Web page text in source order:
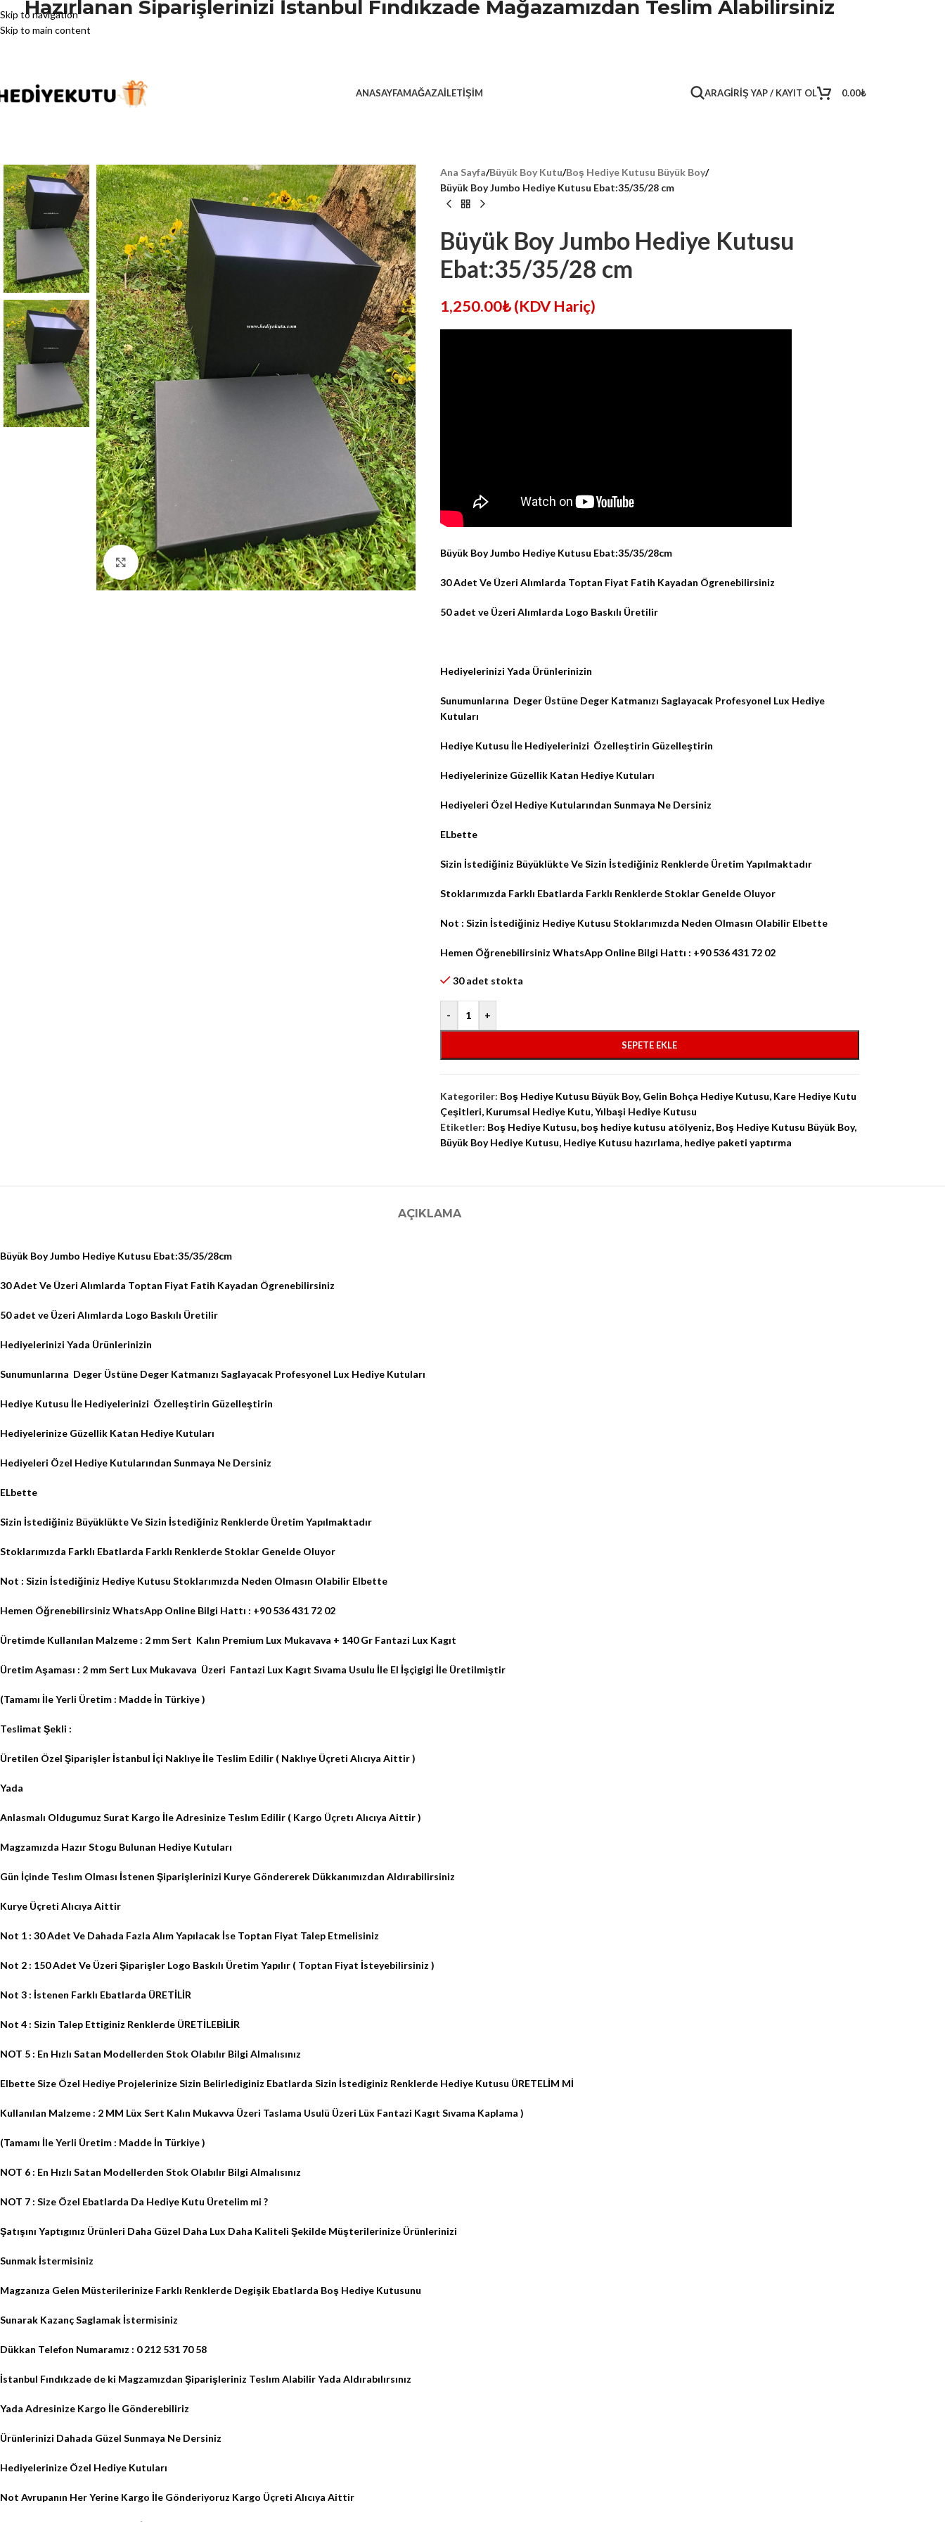
Skip to navigation
Skip to main content
Hazırlanan Siparişlerinizi İstanbul Fındıkzade Mağazamızdan Teslim Alabilirsiniz
ANASAYFAMAĞAZAİLETIŞIM ARAGIRIŞ YAP / KAYIT OL 0.00₺
Click to enlarge
Ana Sayfa/Büyük Boy Kutu/Boş Hediye Kutusu Büyük Boy/
Büyük Boy Jumbo Hediye Kutusu Ebat:35/35/28 cm
Büyük Boy Jumbo Hediye Kutusu
Ebat:35/35/28 cm
1,250.00₺(KDV Hariç)
Büyük Boy Jumbo Hediye Kutusu Ebat:35/35/28cm
30 Adet Ve Üzeri Alımlarda Toptan Fiyat Fatih Kayadan Ögrenebilirsiniz
50 adet ve Üzeri Alımlarda Logo Baskılı Üretilir
Hediyelerinizi Yada Ürünlerinizin
Sunumunlarına Deger Üstüne Deger Katmanızı Saglayacak Profesyonel Lux Hediye
Kutuları
Hediye Kutusu İle Hediyelerinizi Özelleştirin Güzelleştirin
Hediyelerinize Güzellik Katan Hediye Kutuları
Hediyeleri Özel Hediye Kutularından Sunmaya Ne Dersiniz
ELbette
Sizin İstediğiniz Büyüklükte Ve Sizin İstediğiniz Renklerde Üretim Yapılmaktadır
Stoklarımızda Farklı Ebatlarda Farklı Renklerde Stoklar Genelde Oluyor
Not : Sizin İstediğiniz Hediye Kutusu Stoklarımızda Neden Olmasın Olabilir Elbette
Hemen Öğrenebilirsiniz WhatsApp Online Bilgi Hattı : +90 536 431 72 02
30 adet stokta
- +
SEPETE EKLE
Kategoriler: Boş Hediye Kutusu Büyük Boy, Gelin Bohça Hediye Kutusu, Kare Hediye Kutu
Çeşitleri, Kurumsal Hediye Kutu,Yılbaşi Hediye Kutusu
Etiketler: Boş Hediye Kutusu, boş hediye kutusu atölyeniz, Boş Hediye Kutusu Büyük Boy,
Büyük Boy Hediye Kutusu, Hediye Kutusu hazırlama, hediye paketi yaptırma
AÇIKLAMA
Büyük Boy Jumbo Hediye Kutusu Ebat:35/35/28cm
30 Adet Ve Üzeri Alımlarda Toptan Fiyat Fatih Kayadan Ögrenebilirsiniz
50 adet ve Üzeri Alımlarda Logo Baskılı Üretilir
Hediyelerinizi Yada Ürünlerinizin
Sunumunlarına Deger Üstüne Deger Katmanızı Saglayacak Profesyonel Lux Hediye Kutuları
Hediye Kutusu İle Hediyelerinizi Özelleştirin Güzelleştirin
Hediyelerinize Güzellik Katan Hediye Kutuları
Hediyeleri Özel Hediye Kutularından Sunmaya Ne Dersiniz
ELbette
Sizin İstediğiniz Büyüklükte Ve Sizin İstediğiniz Renklerde Üretim Yapılmaktadır
Stoklarımızda Farklı Ebatlarda Farklı Renklerde Stoklar Genelde Oluyor
Not : Sizin İstediğiniz Hediye Kutusu Stoklarımızda Neden Olmasın Olabilir Elbette
Hemen Öğrenebilirsiniz WhatsApp Online Bilgi Hattı : +90 536 431 72 02
Üretimde Kullanılan Malzeme : 2 mm Sert Kalın Premium Lux Mukavava + 140 Gr Fantazi Lux Kagıt
Üretim Aşaması : 2 mm Sert Lux Mukavava Üzeri Fantazi Lux Kagıt Sıvama Usulu İle El İşçigigi İle Üretilmiştir
(Tamamı İle Yerli Üretim : Madde İn Türkiye )
Teslimat Şekli :
Üretilen Özel Şiparişler İstanbul İçi Naklıye İle Teslim Edilir ( Naklıye Üçreti Alıcıya Aittir )
Yada
Anlasmalı Oldugumuz Surat Kargo İle Adresinize Teslım Edilir ( Kargo Üçretı Alıcıya Aittir )
Magzamızda Hazır Stogu Bulunan Hediye Kutuları
Gün İçinde Teslım Olması İstenen Şiparişlerinizi Kurye Göndererek Dükkanımızdan Aldırabilirsiniz
Kurye Üçreti Alıcıya Aittir
Not 1 : 30 Adet Ve Dahada Fazla Alım Yapılacak İse Toptan Fiyat Talep Etmelisiniz
Not 2 : 150 Adet Ve Üzeri Şiparişler Logo Baskılı Üretim Yapılır ( Toptan Fiyat İsteyebilirsiniz )
Not 3 : İstenen Farklı Ebatlarda ÜRETİLİR
Not 4 : Sizin Talep Ettiginiz Renklerde ÜRETİLEBİLİR
NOT 5 : En Hızlı Satan Modellerden Stok Olabılır Bilgi Almalısınız
Elbette Size Özel Hediye Projelerinize Sizin Belirlediginiz Ebatlarda Sizin İstediginiz Renklerde Hediye Kutusu ÜRETELİM Mİ
Kullanılan Malzeme : 2 MM Lüx Sert Kalın Mukavva Üzeri Taslama Usulü Üzeri Lüx Fantazi Kagıt Sıvama Kaplama )
(Tamamı İle Yerli Üretim : Madde İn Türkiye )
NOT 6 : En Hızlı Satan Modellerden Stok Olabılır Bilgi Almalısınız
NOT 7 : Size Özel Ebatlarda Da Hediye Kutu Üretelim mi ?
Şatışını Yaptıgınız Ürünleri Daha Güzel Daha Lux Daha Kaliteli Şekilde Müşterilerinize Ürünlerinizi
Sunmak İstermisiniz
Magzanıza Gelen Müsterilerinize Farklı Renklerde Degişik Ebatlarda Boş Hediye Kutusunu
Sunarak Kazanç Saglamak İstermisiniz
Dükkan Telefon Numaramız : 0 212 531 70 58
İstanbul Fındıkzade de ki Magzamızdan Şiparişleriniz Teslım Alabilir Yada Aldırabılırsınız
Yada Adresinize Kargo İle Gönderebiliriz
Ürünlerinizi Dahada Güzel Sunmaya Ne Dersiniz
Hediyelerinize Özel Hediye Kutuları
Not Avrupanın Her Yerine Kargo İle Gönderiyoruz Kargo Üçreti Alıcıya Aittir